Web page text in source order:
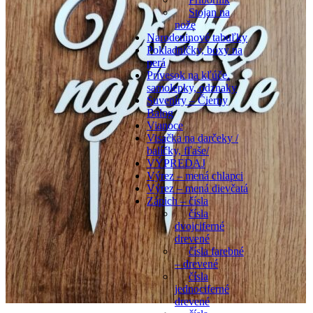
Stojan na
nože
Narodeninové tabuľky
Pokladničky, boxy na
perá
Prívesok na kľúče.
samolepky, odznaky
Suveníry – Čierny
Balog
Vianoce
Visačka na darčeky /
balíčky, fľaše/
VÝPREDAJ
Výrez – mená chlapci
Výrez – mená dievčatá
Zápich – čísla
čísla
dvojciferné
drevené
čísla farebné
– drevené
čísla
jednociferné
drevené